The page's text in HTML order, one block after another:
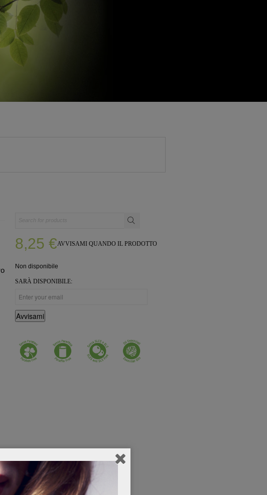
8,25 €
Non disponibile
AVVISAMI QUANDO IL PRODOTTO
SARÀ DISPONIBILE:
Avvisami